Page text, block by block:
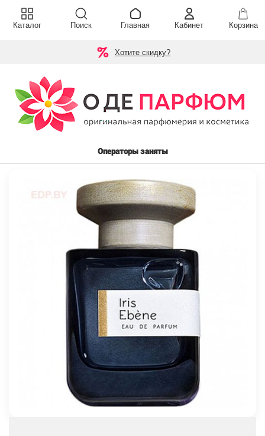
Хотите скидку?
Операторы заняты
Каталог Поиск Главная Кабинет Корзина